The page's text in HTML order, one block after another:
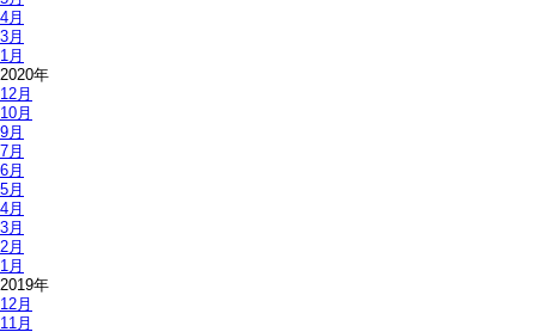
4月
3月
1月
2020年
12月
10月
9月
7月
6月
5月
4月
3月
2月
1月
2019年
12月
11月